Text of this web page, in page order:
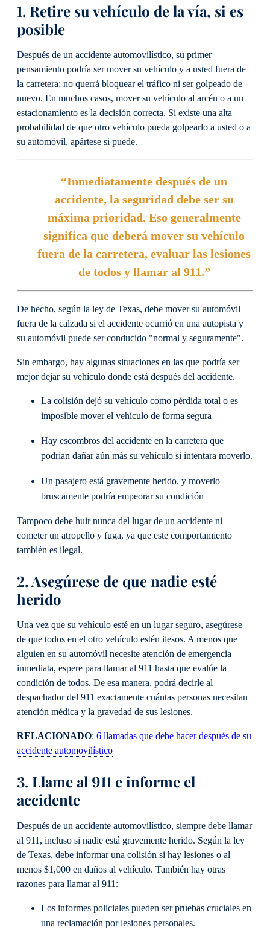
1. Retire su vehículo de la vía, si es
posible
Después de un accidente automovilístico, su primer
pensamiento podría ser mover su vehículo y a usted fuera de
la carretera; no querrá bloquear el tráfico ni ser golpeado de
nuevo. En muchos casos, mover su vehículo al arcén o a un
estacionamiento es la decisión correcta. Si existe una alta
probabilidad de que otro vehículo pueda golpearlo a usted o a
su automóvil, apártese si puede.
“Inmediatamente después de un
accidente, la seguridad debe ser su
máxima prioridad. Eso generalmente
significa que deberá mover su vehículo
fuera de la carretera, evaluar las lesiones
de todos y llamar al 911.”
De hecho, según la ley de Texas, debe mover su automóvil
fuera de la calzada si el accidente ocurrió en una autopista y
su automóvil puede ser conducido "normal y seguramente".
Sin embargo, hay algunas situaciones en las que podría ser
mejor dejar su vehículo donde está después del accidente.
La colisión dejó su vehículo como pérdida total o es
imposible mover el vehículo de forma segura
Hay escombros del accidente en la carretera que
podrían dañar aún más su vehículo si intentara moverlo.
Un pasajero está gravemente herido, y moverlo
bruscamente podría empeorar su condición
Tampoco debe huir nunca del lugar de un accidente ni
cometer un atropello y fuga, ya que este comportamiento
también es ilegal.
2. Asegúrese de que nadie esté
herido
Una vez que su vehículo esté en un lugar seguro, asegúrese
de que todos en el otro vehículo estén ilesos. A menos que
alguien en su automóvil necesite atención de emergencia
inmediata, espere para llamar al 911 hasta que evalúe la
condición de todos. De esa manera, podrá decirle al
despachador del 911 exactamente cuántas personas necesitan
atención médica y la gravedad de sus lesiones.
RELACIONADO: 6 llamadas que debe hacer después de su
accidente automovilístico
3. Llame al 911 e informe el
accidente
Después de un accidente automovilístico, siempre debe llamar
al 911, incluso si nadie está gravemente herido. Según la ley
de Texas, debe informar una colisión si hay lesiones o al
menos $1,000 en daños al vehículo. También hay otras
razones para llamar al 911:
Los informes policiales pueden ser pruebas cruciales en
una reclamación por lesiones personales.